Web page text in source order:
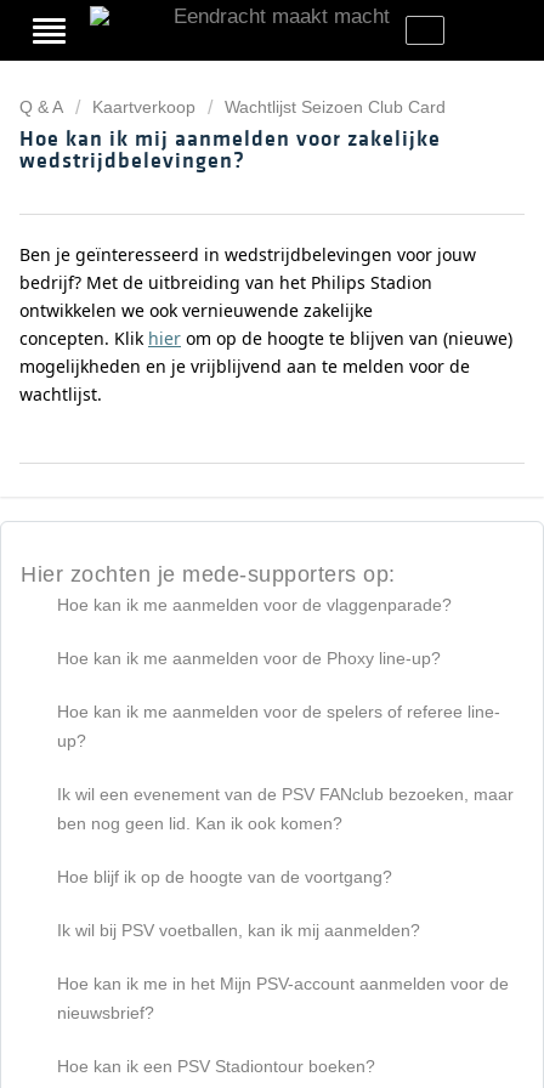
Q & A Kaartverkoop Wachtlijst Seizoen Club Card
Hoe kan ik mij aanmelden voor zakelijke
wedstrijdbelevingen?
Ben je geïnteresseerd in wedstrijdbelevingen voor jouw
bedrijf? Met de uitbreiding van het Philips Stadion
ontwikkelen we ook vernieuwende zakelijke
concepten. Klik hier om op de hoogte te blijven van (nieuwe)
mogelijkheden en je vrijblijvend aan te melden voor de
wachtlijst.
Hier zochten je mede-supporters op:
Hoe kan ik me aanmelden voor de vlaggenparade?
Hoe kan ik me aanmelden voor de Phoxy line-up?
Hoe kan ik me aanmelden voor de spelers of referee line-
up?
Ik wil een evenement van de PSV FANclub bezoeken, maar
ben nog geen lid. Kan ik ook komen?
Hoe blijf ik op de hoogte van de voortgang?
Ik wil bij PSV voetballen, kan ik mij aanmelden?
Hoe kan ik me in het Mijn PSV-account aanmelden voor de
nieuwsbrief?
Hoe kan ik een PSV Stadiontour boeken?